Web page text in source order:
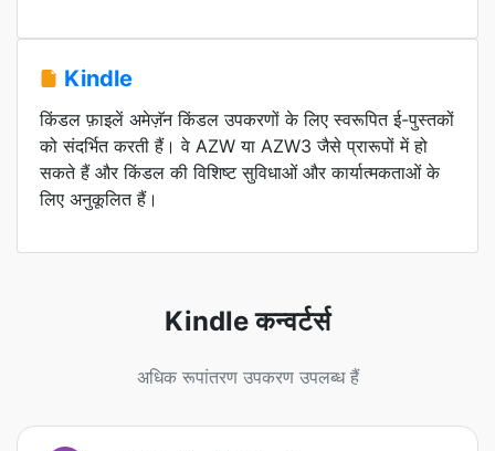
Kindle
किंडल फ़ाइलें अमेज़ॅन किंडल उपकरणों के लिए स्वरूपित ई-पुस्तकों
को संदर्भित करती हैं। वे AZW या AZW3 जैसे प्रारूपों में हो
सकते हैं और किंडल की विशिष्ट सुविधाओं और कार्यात्मकताओं के
लिए अनुकूलित हैं।
Kindle कन्वर्टर्स
अधिक रूपांतरण उपकरण उपलब्ध हैं